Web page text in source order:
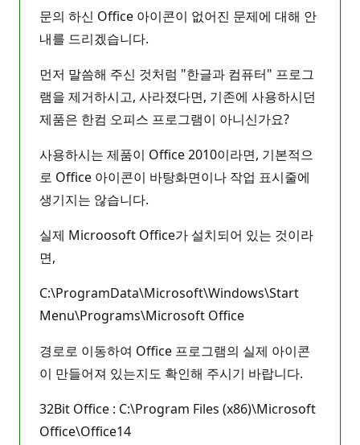
문의 하신 Office 아이콘이 없어진 문제에 대해 안
내를 드리겠습니다.
먼저 말씀해 주신 것처럼 "한글과 컴퓨터" 프로그
램을 제거하시고, 사라졌다면, 기존에 사용하시던
제품은 한컴 오피스 프로그램이 아니신가요?
사용하시는 제품이 Office 2010이라면, 기본적으
로 Office 아이콘이 바탕화면이나 작업 표시줄에
생기지는 않습니다.
실제 Microosoft Office가 설치되어 있는 것이라
면,
C:\ProgramData\Microsoft\Windows\Start
Menu\Programs\Microsoft Office
경로로 이동하여 Office 프로그램의 실제 아이콘
이 만들어져 있는지도 확인해 주시기 바랍니다.
32Bit Office : C:\Program Files (x86)\Microsoft
Office\Office14